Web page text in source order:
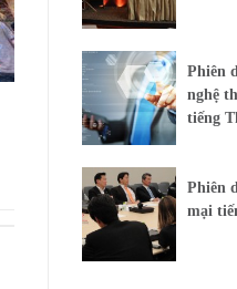
Phiên
nghệ
tiếng
Phiên
mại